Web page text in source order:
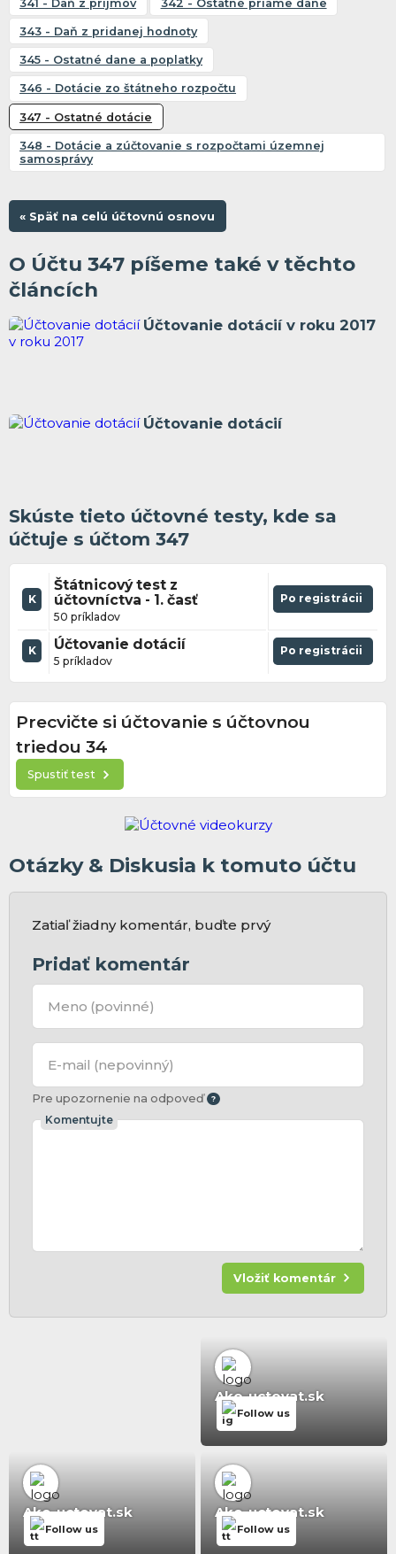
341 - Daň z príjmov 342 - Ostatné priame dane
343 - Daň z pridanej hodnoty
345 - Ostatné dane a poplatky
346 - Dotácie zo štátneho rozpočtu
347 - Ostatné dotácie
348 - Dotácie a zúčtovanie s rozpočtami územnej
samosprávy
« Späť na celú účtovnú osnovu
O Účtu 347 píšeme také v těchto
článcích
Účtovanie dotácií v roku 2017
Účtovanie dotácií
Skúste tieto účtovné testy, kde sa
účtuje s účtom 347
K
Štátnicový test z
účtovníctva - 1. časť
50 príkladov
Po registrácii
K Účtovanie dotácií
5 príkladov
Po registrácii
Precvičte si účtovanie s účtovnou
triedou 34
Spustiť test
Otázky & Diskusia k tomuto účtu
Zatiaľ žiadny komentár, buďte prvý
Pridať komentár
Meno (povinné)
E-mail (nepovinný)
Pre upozornenie na odpoveď
Komentujte
Vložiť komentár
Ako-uctovat.sk
Follow us
Ako-uctovat.sk
Follow us
Ako-uctovat.sk
Follow us